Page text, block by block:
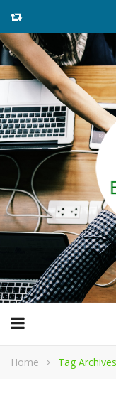
Home Tag